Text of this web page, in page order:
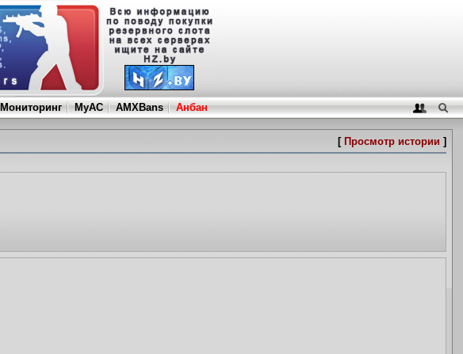
Мониторинг MyAC AMXBans Анбан
[ Просмотр истории ]